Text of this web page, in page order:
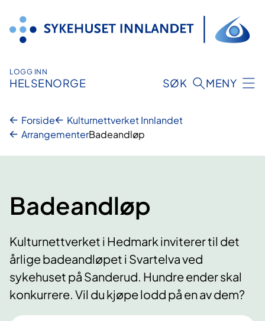
innhold
LOGG INN
HELSENORGE SØK MENY
Forside
Kulturnettverket Innlandet
ArrangementerBadeandløp
Badeandløp
Kulturnettverket i Hedmark inviterer til det
årlige badeandløpet i Svartelva ved
sykehuset på Sanderud. Hundre ender skal
konkurrere. Vil du kjøpe lodd på en av dem?